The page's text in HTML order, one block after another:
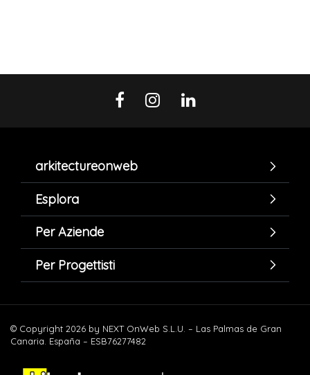
arkitectureonweb
Esplora
Per Aziende
Per Progettisti
© Copyright 2026 by NEXT OnWeb S.L.U. – Las Palmas de Gran
Canaria. España – ESB76277482